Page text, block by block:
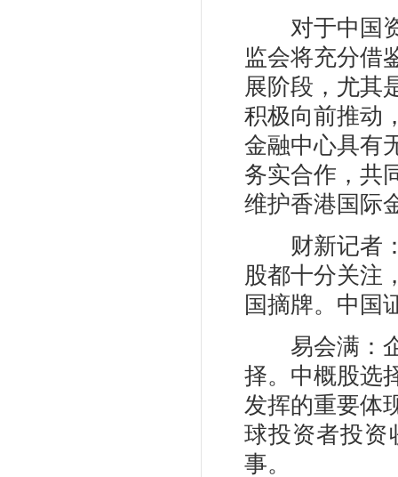
对于中国资
监会将充分借
展阶段，尤其
积极向前推动
金融中心具有
务实合作，共
维护香港国际
财新记者：
股都十分关注
国摘牌。中国
易会满：企
择。中概股选
发挥的重要体
球投资者投资
事。